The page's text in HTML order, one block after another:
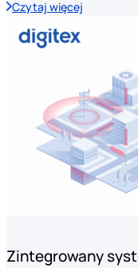
Czytaj więcej
Zintegrowany